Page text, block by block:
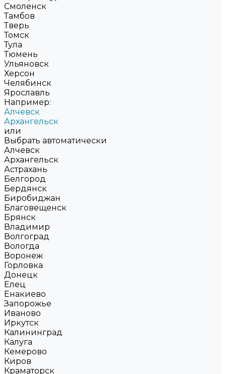
Смоленск
Тамбов
Тверь
Томск
Тула
Тюмень
Ульяновск
Херсон
Челябинск
Ярославль
Например:
Алчевск
Архангельск
или
Выбрать автоматически
Алчевск
Архангельск
Астрахань
Белгород
Бердянск
Биробиджан
Благовещенск
Брянск
Владимир
Волгоград
Вологда
Воронеж
Горловка
Донецк
Елец
Енакиево
Запорожье
Иваново
Иркутск
Калининград
Калуга
Кемерово
Киров
Краматорск